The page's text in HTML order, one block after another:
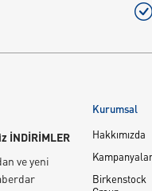
İNDİRİMLER
ve yeni
Kurumsal
Hakkımızda
Kampanyalar
Birkenstock